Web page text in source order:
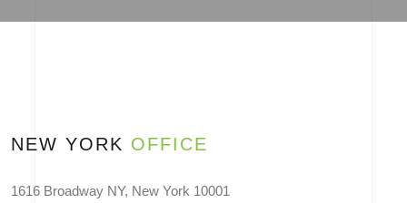
NEW YORK OFFICE
1616 Broadway NY, New York 10001